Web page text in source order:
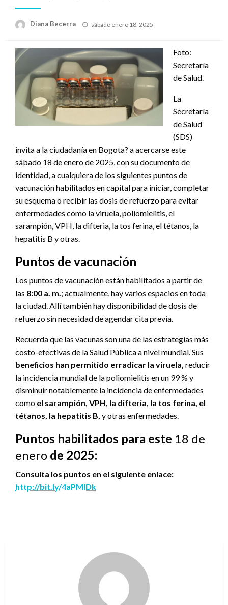
Diana Becerra
Publicado
sábado enero 18, 2025
Foto:
Secretaría
de Salud.
La
Secretaría
de Salud
(SDS)
invita a la ciudadanía en Bogota? a acercarse este
sábado 18 de enero de 2025, con su documento de
identidad, a cualquiera de los siguientes puntos de
vacunación habilitados en capital para iniciar, completar
su esquema o recibir las dosis de refuerzo para evitar
enfermedades como la viruela, poliomielitis, el
sarampión, VPH, la difteria, la tos ferina, el tétanos, la
hepatitis B y otras.
Puntos de vacunación
Los puntos de vacunación están habilitados a partir de
las 8:00 a. m.; actualmente, hay varios espacios en toda
la ciudad. Allí también hay disponibilidad de dosis de
refuerzo sin necesidad de agendar cita previa.
Recuerda que las vacunas son una de las estrategias más
costo-efectivas de la Salud Pública a nivel mundial. Sus
beneficios han permitido erradicar la viruela, reducir
la incidencia mundial de la poliomielitis en un 99 % y
disminuir notablemente la incidencia de enfermedades
como el sarampión, VPH, la difteria, la tos ferina, el
tétanos, la hepatitis B, y otras enfermedades.
Puntos habilitados para este 18 de
enero de 2025:
Consulta los puntos en el siguiente enlace:
http://bit.ly/4aPMlDk